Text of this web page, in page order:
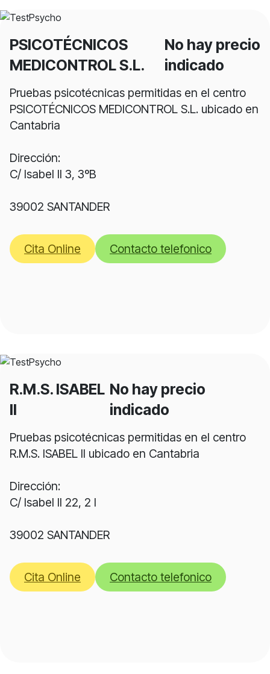
PSICOTÉCNICOS
MEDICONTROL S.L.
No hay precio
indicado
Pruebas psicotécnicas permitidas en el centro
PSICOTÉCNICOS MEDICONTROL S.L. ubicado en
Cantabria
Dirección:
C/ Isabel II 3, 3ºB
39002 SANTANDER
Cita Online Contacto telefonico
R.M.S. ISABEL
II
No hay precio
indicado
Pruebas psicotécnicas permitidas en el centro
R.M.S. ISABEL II ubicado en Cantabria
Dirección:
C/ Isabel II 22, 2 I
39002 SANTANDER
Cita Online Contacto telefonico